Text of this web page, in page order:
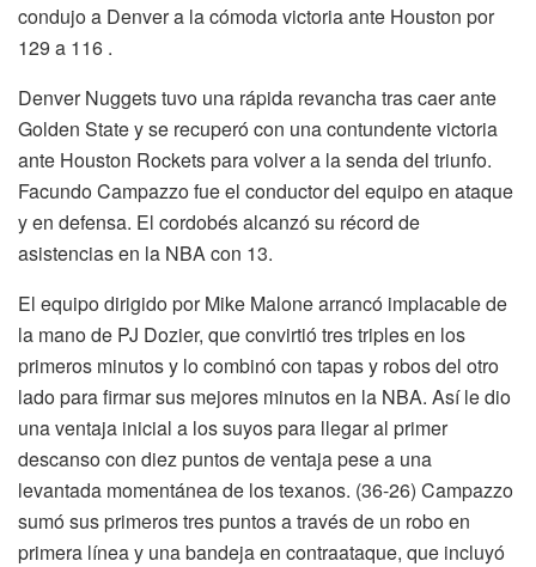
condujo a Denver a la cómoda victoria ante Houston por
129 a 116 .
Denver Nuggets tuvo una rápida revancha tras caer ante
Golden State y se recuperó con una contundente victoria
ante Houston Rockets para volver a la senda del triunfo.
Facundo Campazzo fue el conductor del equipo en ataque
y en defensa. El cordobés alcanzó su récord de
asistencias en la NBA con 13.
El equipo dirigido por Mike Malone arrancó implacable de
la mano de PJ Dozier, que convirtió tres triples en los
primeros minutos y lo combinó con tapas y robos del otro
lado para firmar sus mejores minutos en la NBA. Así le dio
una ventaja inicial a los suyos para llegar al primer
descanso con diez puntos de ventaja pese a una
levantada momentánea de los texanos. (36-26) Campazzo
sumó sus primeros tres puntos a través de un robo en
primera línea y una bandeja en contraataque, que incluyó